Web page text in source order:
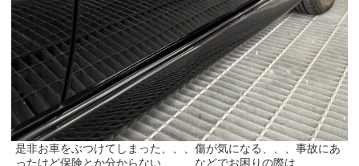
是非お車をぶつけてしまった、、、傷が気になる、、、事故にあ
ったけど保険とか分からない、、、などでお困りの際は、